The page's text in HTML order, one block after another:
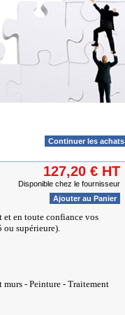
Continuer les achats
127,20 € HT
Disponible chez le fournisseur
Ajouter au Panier
et en toute confiance vos
supérieure).
- Peinture - Traitement